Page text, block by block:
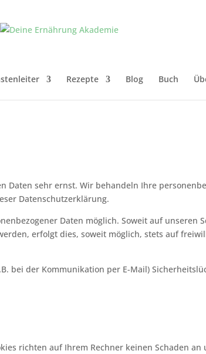
Rezepte Blog Buch
Daten sehr ernst. Wir behandeln Ihre
Datenschutzerklärung.
Daten möglich. Soweit auf unseren
erfolgt dies, soweit möglich, stets auf
bei der Kommunikation per E-Mail)
richten auf Ihrem Rechner keinen Schaden